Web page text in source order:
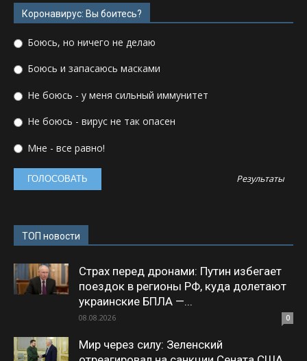
Коронавирус: Вы боитесь?
Боюсь, но ничего не делаю
Боюсь и запасаюсь масками
Не боюсь - у меня сильный иммунитет
Не боюсь - вирус не так опасен
Мне - все равно!
Результаты
ТОП новости
Страх перед дронами: Путин избегает
поездок в регионы РФ, куда долетают
украинские БПЛА —...
08.08.2026 0
Мир через силу: Зеленский